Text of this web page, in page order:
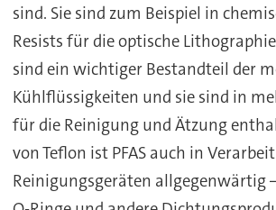
sind. Sie sind zum Beispiel in
Resists für die optische
sind ein wichtiger Bestandteil der
Kühlflüssigkeiten und sie sind in
für die Reinigung und Ätzung
von Teflon ist PFAS auch in
Reinigungsgeräten allgegenwärtig